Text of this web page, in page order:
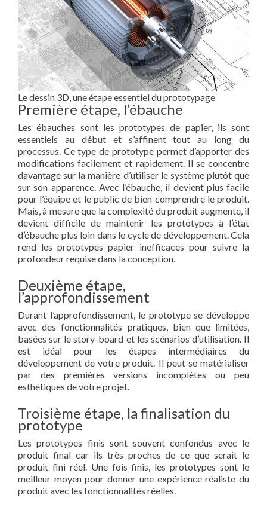
Le dessin 3D, une étape essentiel du prototypage
Première étape, l’ébauche
Les ébauches sont les prototypes de papier, ils sont
essentiels au début et s’affinent tout au long du
processus. Ce type de prototype permet d’apporter des
modifications facilement et rapidement. Il se concentre
davantage sur la manière d’utiliser le système plutôt que
sur son apparence. Avec l’ébauche, il devient plus facile
pour l’équipe et le public de bien comprendre le produit.
Mais, à mesure que la complexité du produit augmente, il
devient difficile de maintenir les prototypes à l’état
d’ébauche plus loin dans le cycle de développement. Cela
rend les prototypes papier inefficaces pour suivre la
profondeur requise dans la conception.
Deuxième étape,
l’approfondissement
Durant l’approfondissement, le prototype se développe
avec des fonctionnalités pratiques, bien que limitées,
basées sur le story-board et les scénarios d’utilisation. Il
est idéal pour les étapes intermédiaires du
développement de votre produit. Il peut se matérialiser
par des premières versions incomplètes ou peu
esthétiques de votre projet.
Troisième étape, la finalisation du
prototype
Les prototypes finis sont souvent confondus avec le
produit final car ils très proches de ce que serait le
produit fini réel. Une fois finis, les prototypes sont le
meilleur moyen pour donner une expérience réaliste du
produit avec les fonctionnalités réelles.